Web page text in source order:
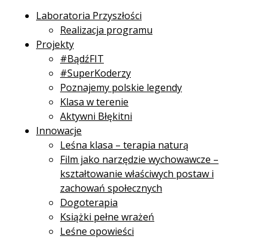
Laboratoria Przyszłości
Realizacja programu
Projekty
#BądźFIT
#SuperKoderzy
Poznajemy polskie legendy
Klasa w terenie
Aktywni Błękitni
Innowacje
Leśna klasa – terapia naturą
Film jako narzędzie wychowawcze –
kształtowanie właściwych postaw i
zachowań społecznych
Dogoterapia
Książki pełne wrażeń
Leśne opowieści